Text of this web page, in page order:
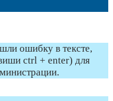
ошибку в тексте,
ctrl + enter) для